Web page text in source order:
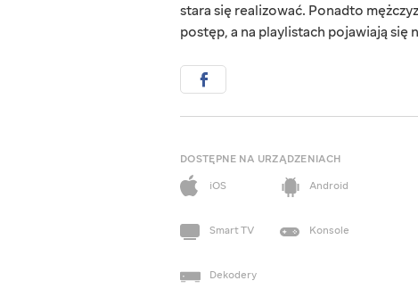
stara się realizować. Ponadto
postęp, a na playlistach pojawiają się
DOSTĘPNE NA URZĄDZENIACH
iOS
Android
Smart TV Konsole
Dekodery